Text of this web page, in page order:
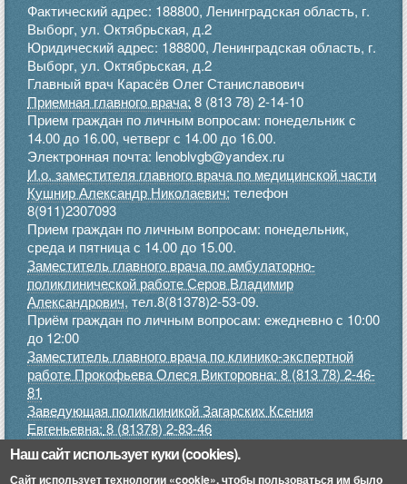
Фактический адрес: 188800, Ленинградская область, г.
Выборг, ул. Октябрьская, д.2
Юридический адрес: 188800, Ленинградская область, г.
Выборг, ул. Октябрьская, д.2
Главный врач Карасёв Олег Станиславович
Приемная главного врача: 8 (813 78) 2-14-10
Прием граждан по личным вопросам: понедельник с
14.00 до 16.00, четверг с 14.00 до 16.00.
Электронная почта: lenoblvgb@yandex.ru
И.о. заместителя главного врача по медицинской части
Кушнир Александр Николаевич: телефон
8(911)2307093
Прием граждан по личным вопросам: понедельник,
среда и пятница с 14.00 до 15.00.
Заместитель главного врача по амбулаторно-
поликлинической работе Серов Владимир
Александрович, тел.8(81378)2-53-09.
Приём граждан по личным вопросам: ежедневно с 10:00
до 12:00
Заместитель главного врача по клинико-экспертной
работе Прокофьева Олеся Викторовна: 8 (813 78) 2-46-
81
Заведующая поликлиникой Загарских Ксения
Евгеньевна: 8 (81378) 2-83-46
Прием граждан по личным вопросам: понедельник,
среда, пятница с 9.00 до 12.00, четверг с 15.00 до 17.00
Наш сайт использует куки (cookies).
Сайт использует технологии «cookie», чтобы пользоваться им было